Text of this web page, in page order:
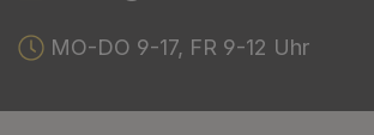
MO-DO 9-17, FR 9-12 Uhr